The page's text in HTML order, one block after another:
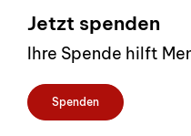
Jetzt spenden
Ihre Spende hilft
Spenden